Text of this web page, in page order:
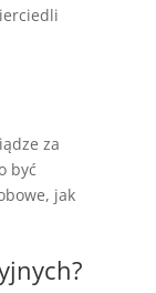
za
być
jak